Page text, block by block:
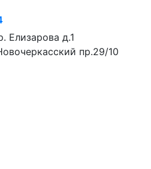
Елизарова д.1
пр.29/10